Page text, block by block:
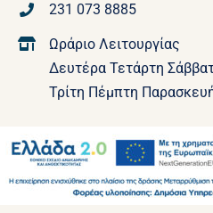
231 073 8885
Ωράριο Λειτουργίας
Δευτέρα Τετάρτη
Τρίτη Πέμπτη